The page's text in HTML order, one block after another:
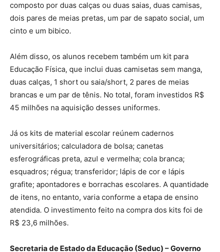
composto por duas calças ou duas saias, duas camisas,
dois pares de meias pretas, um par de sapato social, um
cinto e um bibico.
Além disso, os alunos recebem também um kit para
Educação Física, que inclui duas camisetas sem manga,
duas calças, 1 short ou saia/short, 2 pares de meias
brancas e um par de tênis. No total, foram investidos R$
45 milhões na aquisição desses uniformes.
Já os kits de material escolar reúnem cadernos
universitários; calculadora de bolsa; canetas
esferográficas preta, azul e vermelha; cola branca;
esquadros; régua; transferidor; lápis de cor e lápis
grafite; apontadores e borrachas escolares. A quantidade
de itens, no entanto, varia conforme a etapa de ensino
atendida. O investimento feito na compra dos kits foi de
R$ 23,6 milhões.
Secretaria de Estado da Educação (Seduc) – Governo